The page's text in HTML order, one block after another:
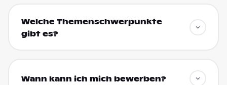
Welche Themenschwerpunkte
gibt es?
Wann kann ich mich bewerben?